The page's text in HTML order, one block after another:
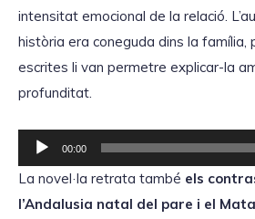
intensitat emocional de la relació.
història era coneguda dins la família,
escrites li van permetre explicar-la
profunditat.
e
00:00
La novel·la retrata també els
l’Andalusia natal del pare i el